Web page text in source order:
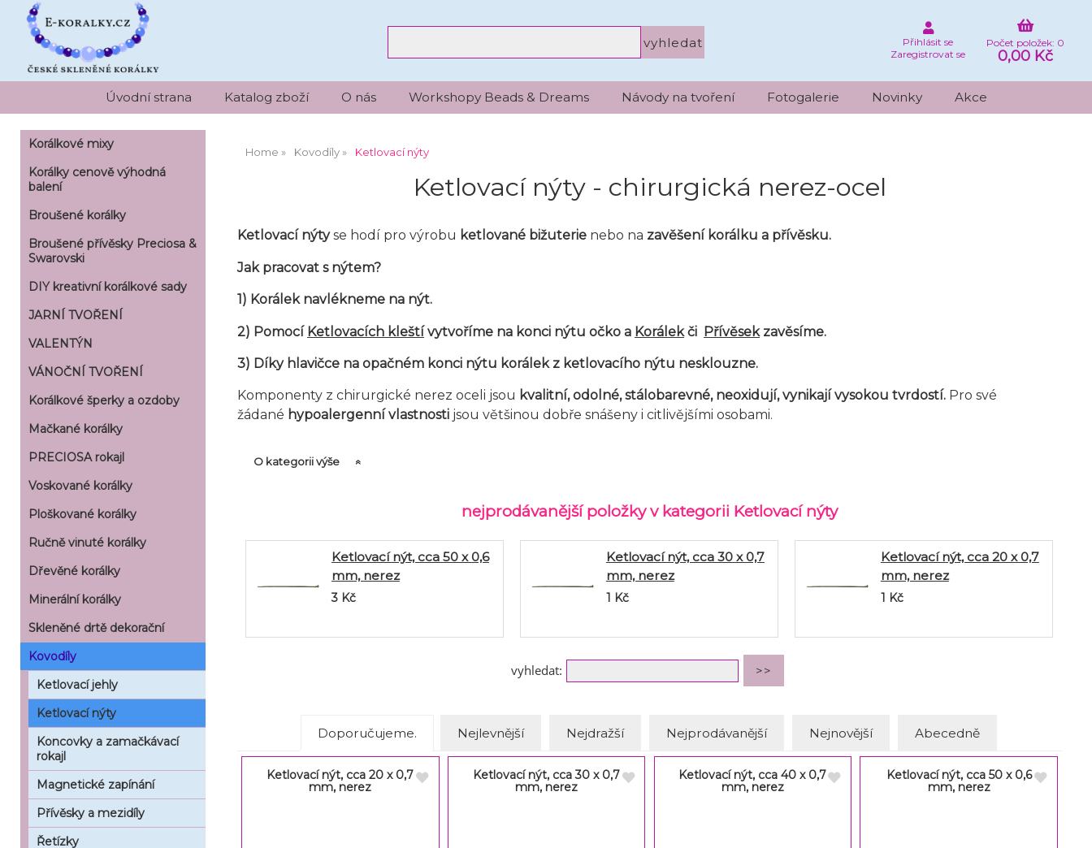
Počet položek: 0
0,00 Kč
Přihlásit se
Zaregistrovat se
Úvodní strana Katalog zboží O nás Workshopy Beads & Dreams Návody na tvoření Fotogalerie Novinky Akce
Home Kovodíly Ketlovací nýty
Ketlovací nýty - chirurgická nerez-ocel
Ketlovací nýtyse hodí pro výrobu ketlované bižuterie nebo na zavěšení korálku a přívěsku.
Jak pracovat s nýtem?
1) Korálek navlékneme na nýt.
2) Pomocí Ketlovacích kleštívytvoříme na konci nýtu očko a Korálekči Přívěsekzavěsíme.
3) Díky hlavičce na opačném konci nýtu korálek z ketlovacího nýtu nesklouzne.
Komponenty z chirurgické nerez oceli jsou kvalitní, odolné, stálobarevné, neoxidují, vynikají vysokou tvrdostí. Pro své
žádané hypoalergenní vlastnosti jsou většinou dobře snášeny i citlivějšími osobami.
O kategorii výše
nejprodávanější položky v kategorii Ketlovací nýty
Ketlovací nýt, cca 50 x 0,6
mm, nerez
3 Kč
Ketlovací nýt, cca 30 x 0,7
mm, nerez
1 Kč
Ketlovací nýt, cca 20 x 0,7
mm, nerez
1 Kč
vyhledat:
Doporučujeme. Nejlevnější Nejdražší Nejprodávanější Nejnovější Abecedně
Ketlovací nýt, cca 20 x 0,7
mm, nerez
Ketlovací nýt, cca 30 x 0,7
mm, nerez
Ketlovací nýt, cca 40 x 0,7
mm, nerez
Ketlovací nýt, cca 50 x 0,6
mm, nerez
Korálkové mixy
Korálky cenově výhodná
balení
Broušené korálky
Broušené přívěsky Preciosa &
Swarovski
DIY kreativní korálkové sady
JARNÍ TVOŘENÍ
VALENTÝN
VÁNOČNÍ TVOŘENÍ
Korálkové šperky a ozdoby
Mačkané korálky
PRECIOSA rokajl
Voskované korálky
Ploškované korálky
Ručně vinuté korálky
Dřevěné korálky
Minerální korálky
Skleněné drtě dekorační
Kovodíly
Ketlovací jehly
Ketlovací nýty
Koncovky a zamačkávací
rokajl
Magnetické zapínání
Přívěsky a mezidíly
Řetízky